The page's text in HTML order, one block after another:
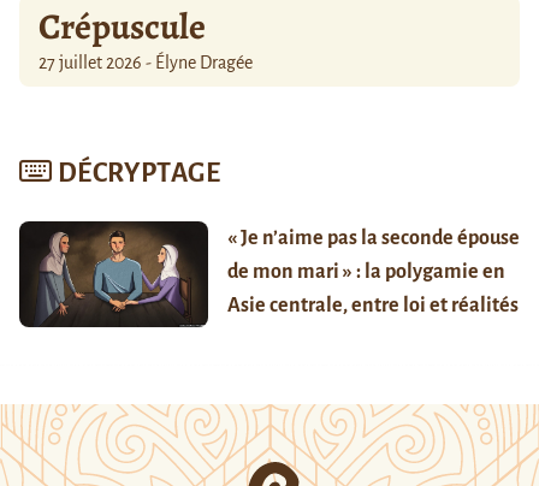
Crépuscule
27 juillet 2026 - Élyne Dragée
DÉCRYPTAGE
« Je n’aime pas la seconde épouse
de mon mari » : la polygamie en
Asie centrale, entre loi et réalités